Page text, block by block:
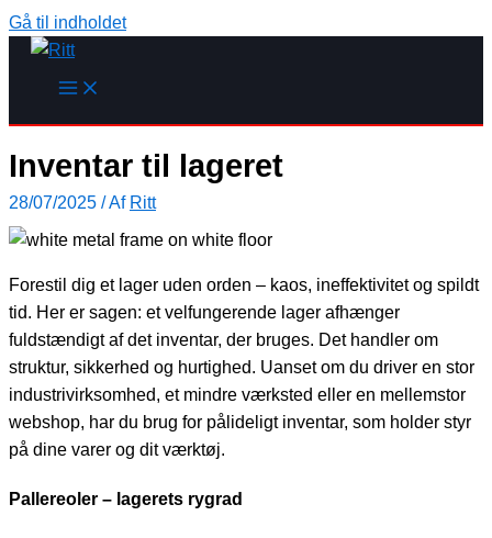
Gå til indholdet
Inventar til lageret
28/07/2025 / Af Ritt
Forestil dig et lager uden orden – kaos, ineffektivitet og spildt
tid. Her er sagen: et velfungerende lager afhænger
fuldstændigt af det inventar, der bruges. Det handler om
struktur, sikkerhed og hurtighed. Uanset om du driver en stor
industrivirksomhed, et mindre værksted eller en mellemstor
webshop, har du brug for pålideligt inventar, som holder styr
på dine varer og dit værktøj.
Pallereoler – lagerets rygrad